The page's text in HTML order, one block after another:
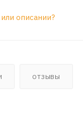
описании?
ОТЗЫВЫ